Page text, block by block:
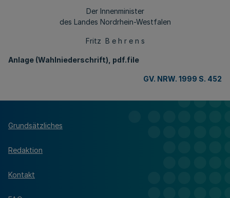
Der Innenminister
des Landes Nordrhein-Westfalen
Fritz B e h r e n s
Anlage (Wahlniederschrift), pdf.file
GV. NRW. 1999 S. 452
Grundsätzliches
Redaktion
Kontakt